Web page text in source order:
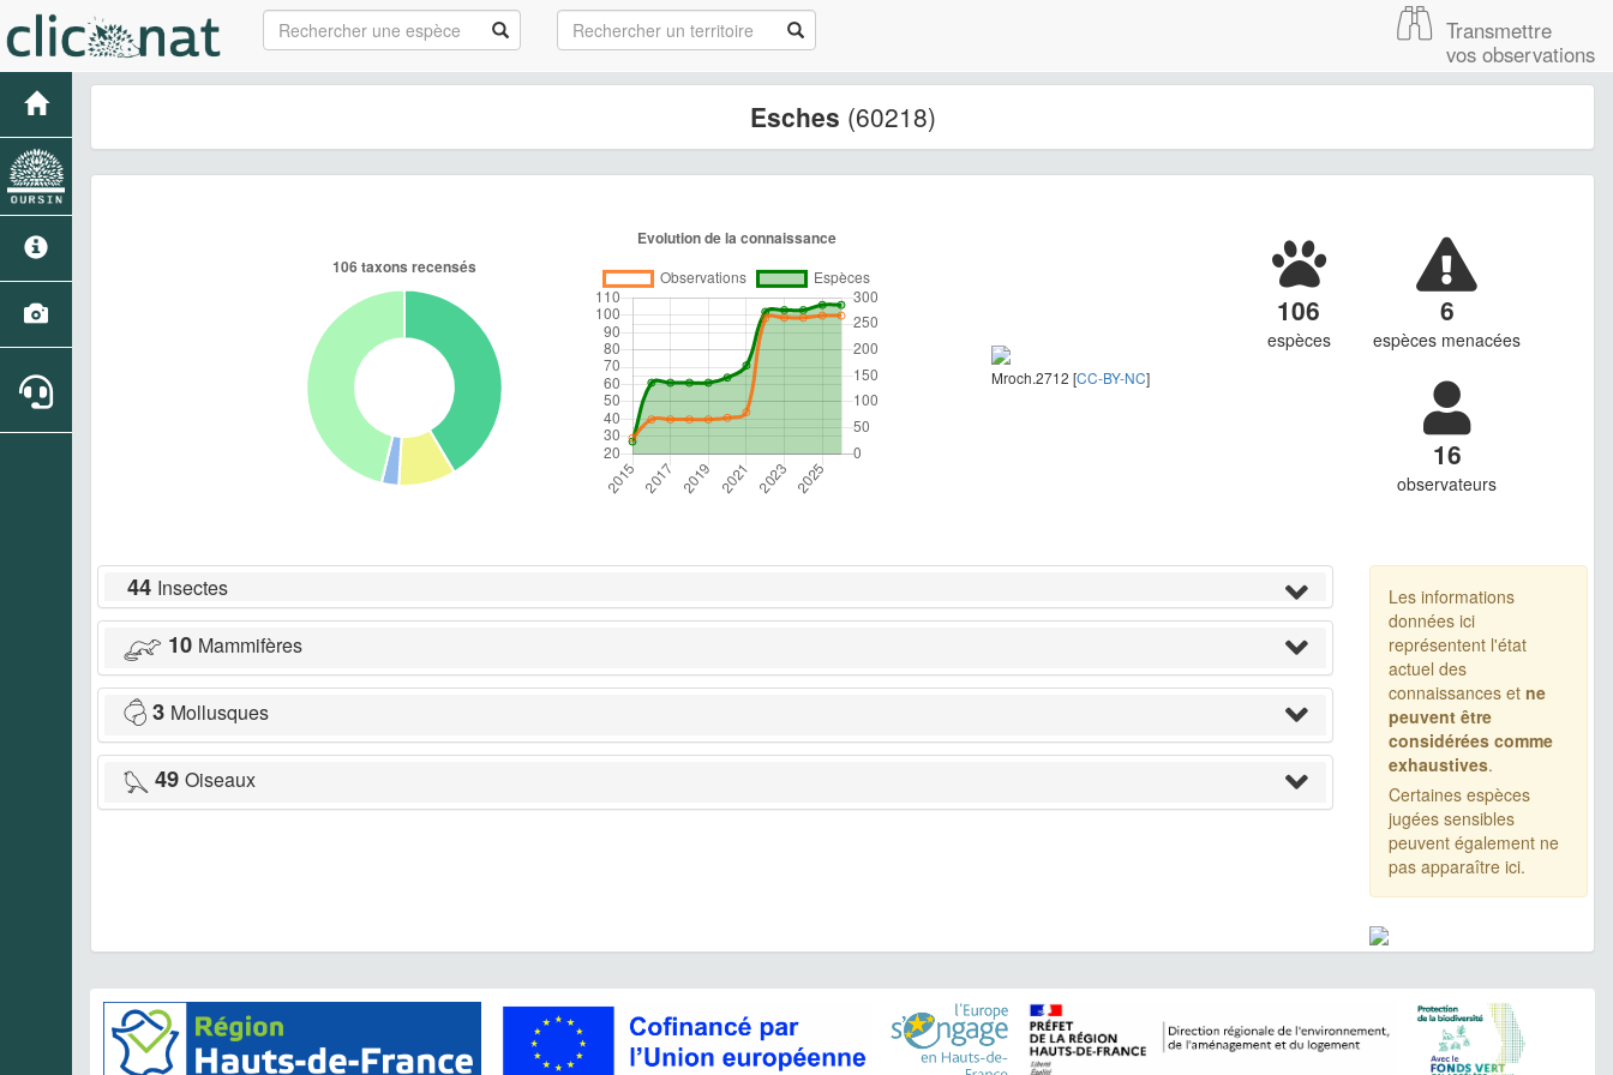
Transmettre
vos observations
Esches (60218)
Mroch.2712 [CC-BY-NC]
106
espèces
6
espèces menacées
16
observateurs
44 Insectes
10 Mammifères
3 Mollusques
49 Oiseaux
Les informations
données ici
représentent l'état
actuel des
connaissances et ne
peuvent être
considérées comme
exhaustives.
Certaines espèces
jugées sensibles
peuvent également ne
pas apparaître ici.